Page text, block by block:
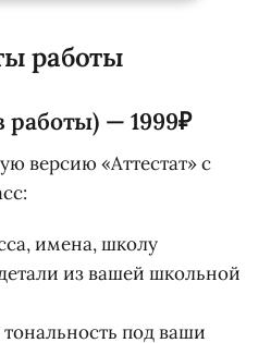
работы
работы) — 1999₽
версию «Аттестат» с
имена, школу
из вашей школьной
под ваши